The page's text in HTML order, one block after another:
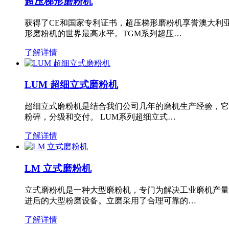
获得了CE和国家专利证书，超压梯形磨粉机享誉澳大
形磨粉机的世界最高水平。TGM系列超压…
了解详情
LUM 超细立式磨粉机
超细立式磨粉机是结合我们公司几年的磨机生产经验，
粉碎，分级和交付。 LUM系列超细立式…
了解详情
LM 立式磨粉机
立式磨粉机是一种大型磨粉机，专门为解决工业磨机产
进后的大型粉磨设备。立磨采用了合理可靠的…
了解详情